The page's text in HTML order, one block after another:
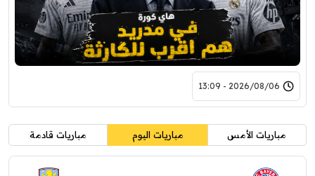
2026/08/06 - 13:09
مباريات الأمس مباريات اليوم مباريات قادمة